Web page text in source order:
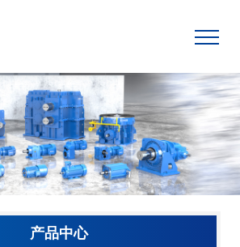
产品中心